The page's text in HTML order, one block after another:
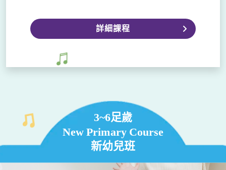
詳細課程
3~6足歲
New Primary Course
新幼兒班